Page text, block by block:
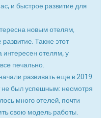
и быстрое развитие для
новым отелям,
Также этот
отелям, у
печально.
развивать еще в 2019
не был успешным: несмотря
много отелей, почти
свою модель работы.